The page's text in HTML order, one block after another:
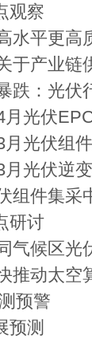
观察
水平更
于产业
跌：光
月光伏
月光伏组
月光伏逆
组件集
研讨
气候区
推动太
预警
预测